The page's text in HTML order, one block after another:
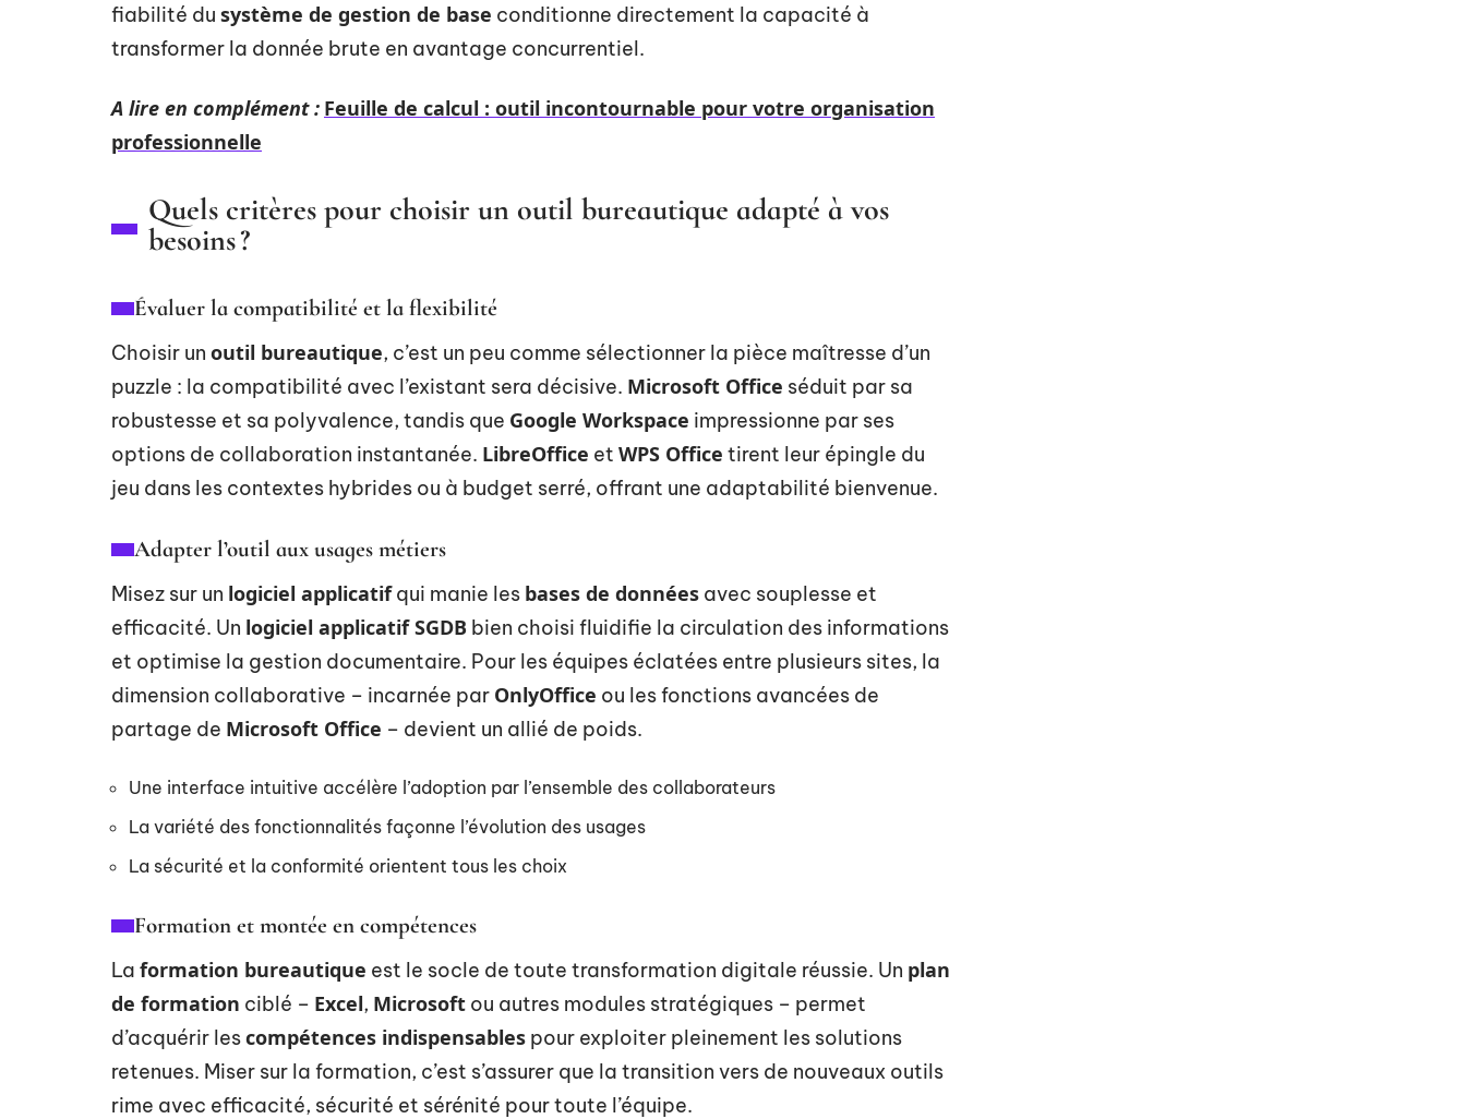
fiabilité du système de gestion de base conditionne directement la capacité à
transformer la donnée brute en avantage concurrentiel.
A lire en complément : Feuille de calcul : outil incontournable pour votre organisation
professionnelle
Quels critères pour choisir un outil bureautique adapté à vos
besoins ?
Évaluer la compatibilité et la flexibilité
Choisir un outil bureautique, c’est un peu comme sélectionner la pièce maîtresse d’un
puzzle : la compatibilité avec l’existant sera décisive. Microsoft Office séduit par sa
robustesse et sa polyvalence, tandis que Google Workspace impressionne par ses
options de collaboration instantanée. LibreOffice et WPS Office tirent leur épingle du
jeu dans les contextes hybrides ou à budget serré, offrant une adaptabilité bienvenue.
Adapter l’outil aux usages métiers
Misez sur un logiciel applicatifqui manie les bases de données avec souplesse et
efficacité. Un logiciel applicatif SGDB bien choisi fluidifie la circulation des informations
et optimise la gestion documentaire. Pour les équipes éclatées entre plusieurs sites, la
dimension collaborative – incarnée par OnlyOffice ou les fonctions avancées de
partage de Microsoft Office – devient un allié de poids.
Une interface intuitive accélère l’adoption par l’ensemble des collaborateurs
La variété des fonctionnalités façonne l’évolution des usages
La sécurité et la conformité orientent tous les choix
Formation et montée en compétences
La formation bureautique est le socle de toute transformation digitale réussie. Un plan
de formation ciblé – Excel, Microsoft ou autres modules stratégiques – permet
d’acquérir lescompétences indispensables pour exploiter pleinement les solutions
retenues. Miser sur la formation, c’est s’assurer que la transition vers de nouveaux outils
rime avec efficacité, sécurité et sérénité pour toute l’équipe.